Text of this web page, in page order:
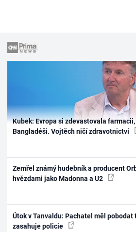
Kubek: Evropa si zdevastovala
Bangladéši. Vojtěch ničí zdravotnictví
Zemřel známý hudebník a producent
hvězdami jako Madonna a U2
Útok v Tanvaldu: Pachatel měl
zasahuje policie